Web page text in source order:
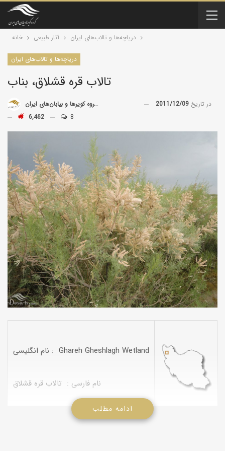
خانه آثار طبیعی درياچه‌‌ها و تالاب‌های ایران
درياچه‌‌ها و تالاب‌های ایران
تالاب قره قشلاق، بناب
توسط گروه کویرها و بیابان‌های ایران در تاریخ 2011/12/09
6,462
8
نام انگلیسی : Ghareh Gheshlagh Wetland
تالاب قره قشلاق در موقعیت جغرافیایی N371250 E455609 در
ادامه مطلب